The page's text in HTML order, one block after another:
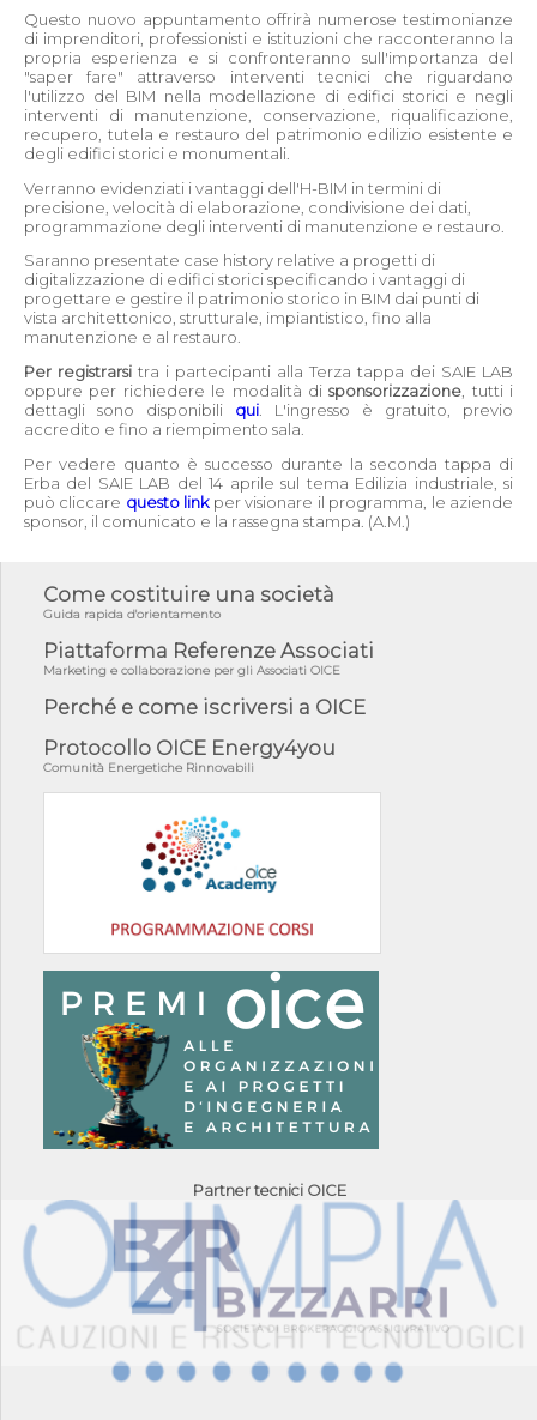
Questo nuovo appuntamento offrirà numerose testimonianze
di imprenditori, professionisti e istituzioni che racconteranno la
propria esperienza e si confronteranno sull'importanza del
"saper fare" attraverso interventi tecnici che riguardano
l'utilizzo del BIM nella modellazione di edifici storici e negli
interventi di manutenzione, conservazione, riqualificazione,
recupero, tutela e restauro del patrimonio edilizio esistente e
degli edifici storici e monumentali.
Verranno evidenziati i vantaggi dell'H-BIM in termini di
precisione, velocità di elaborazione, condivisione dei dati,
programmazione degli interventi di manutenzione e restauro.
Saranno presentate case history relative a progetti di
digitalizzazione di edifici storici specificando i vantaggi di
progettare e gestire il patrimonio storico in BIM dai punti di
vista architettonico, strutturale, impiantistico, fino alla
manutenzione e al restauro.
Per registrarsi tra i partecipanti alla Terza tappa dei SAIE LAB
oppure per richiedere le modalità disponsorizzazione , tutti i
dettagli sono disponibili qui . L'ingresso è gratuito, previo
accredito e fino a riempimento sala.
Per vedere quanto è successo durante la seconda tappa di
Erba del SAIE LAB del 14 aprile sul tema Edilizia industriale, si
può cliccare questo linkper visionare il programma, le aziende
sponsor, il comunicato e la rassegna stampa. (A.M.)
Come costituire una società
Guida rapida d'orientamento
Piattaforma Referenze Associati
Marketing e collaborazione per gli Associati OICE
Perché e come iscriversi a OICE
Protocollo OICE Energy4you
Comunità Energetiche Rinnovabili
Partner tecnici OICE